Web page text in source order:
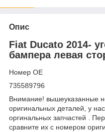
Опис
Fiat Ducato 2014-
бампера левая
Номер OE
735589796
Внимание! вышеуказанные
оригинальных деталей, у
оргинальных запчастей .
сравните их с номером